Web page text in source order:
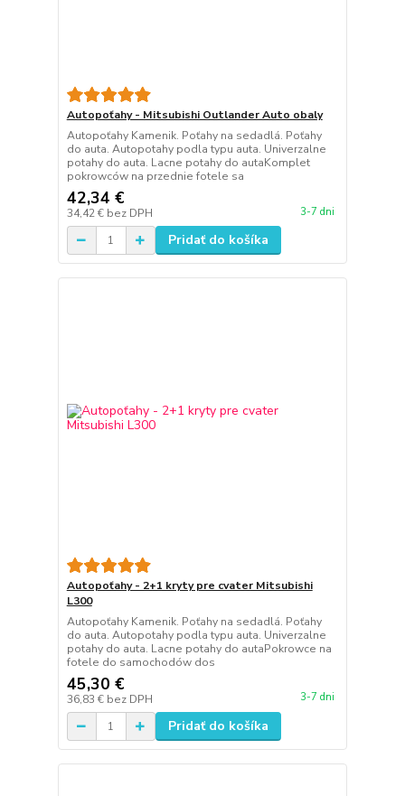
Autopoťahy - Mitsubishi Outlander Auto obaly
Autopoťahy Kamenik. Poťahy na sedadlá. Poťahy
do auta. Autopotahy podla typu auta. Univerzalne
potahy do auta. Lacne potahy do autaKomplet
pokrowców na przednie fotele sa
42,34 €
34,42 € bez DPH 3-7 dni
Pridať do košíka
Autopoťahy - 2+1 kryty pre cvater Mitsubishi
L300
Autopoťahy Kamenik. Poťahy na sedadlá. Poťahy
do auta. Autopotahy podla typu auta. Univerzalne
potahy do auta. Lacne potahy do autaPokrowce na
fotele do samochodów dos
45,30 €
36,83 € bez DPH 3-7 dni
Pridať do košíka